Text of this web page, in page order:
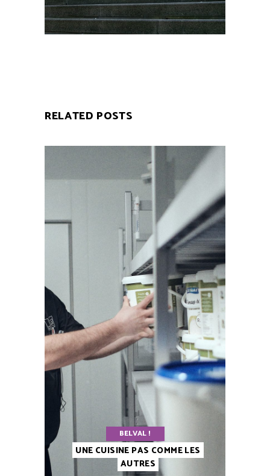
RELATED POSTS
BELVAL !
UNE CUISINE PAS COMME LES
AUTRES